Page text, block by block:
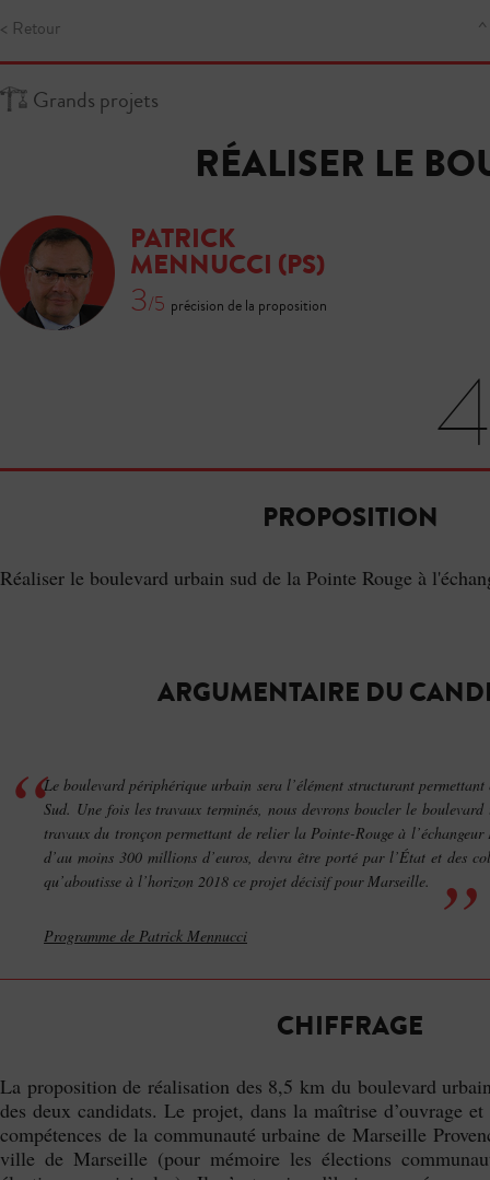
< Retour
Grands projets
RÉALISER LE
PATRICK
MENNUCCI (PS)
3/5 précision de la proposition
PROPOSITION
Réaliser le boulevard urbain sud de la Pointe Rouge à
ARGUMENTAIRE DU
Le boulevard périphérique urbain sera l’élément structurant
Sud. Une fois les travaux terminés, nous devrons boucler le
travaux du tronçon permettant de relier la Pointe-Rouge à
d’au moins 300 millions d’euros, devra être porté par l’État et des
qu’aboutisse à l’horizon 2018 ce projet décisif pour Marseille.
Programme de Patrick Mennucci
CHIFFRAGE
La proposition de réalisation des 8,5 km du boulevard
des deux candidats. Le projet, dans la maîtrise d’ouvrage
compétences de la communauté urbaine de Marseille
ville de Marseille (pour mémoire les élections